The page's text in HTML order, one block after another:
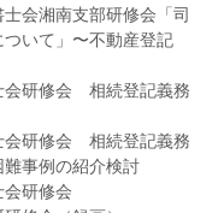
会湘南支部研修会「司
いて」〜不動産登記
研修会 相続登記義務
研修会 相続登記義務
事例の紹介検討
研修会